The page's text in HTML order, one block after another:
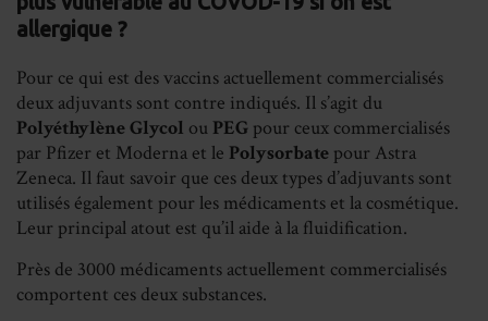
allergique ?
Pour ce qui est des vaccins actuellement commercialisés
deux adjuvants sont contre indiqués. Il s’agit du
Polyéthylène Glycol ou PEG pour ceux commercialisés
par Pfizer et Moderna et le Polysorbate pour Astra
Zeneca. Il faut savoir que ces deux types d’adjuvants sont
utilisés également pour les médicaments et la cosmétique.
Leur principal atout est qu’il aide à la fluidification.
Près de 3000 médicaments actuellement commercialisés
comportent ces deux substances.